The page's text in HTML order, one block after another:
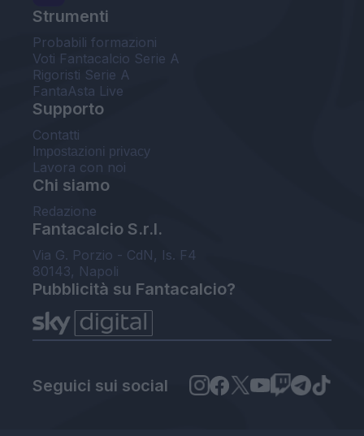
Strumenti
Probabili formazioni
Voti Fantacalcio Serie A
Rigoristi Serie A
FantaAsta Live
Supporto
Contatti
Impostazioni privacy
Lavora con noi
Chi siamo
Redazione
Fantacalcio S.r.l.
Via G. Porzio - CdN, Is. F4
80143, Napoli
Pubblicità su Fantacalcio?
Seguici sui social